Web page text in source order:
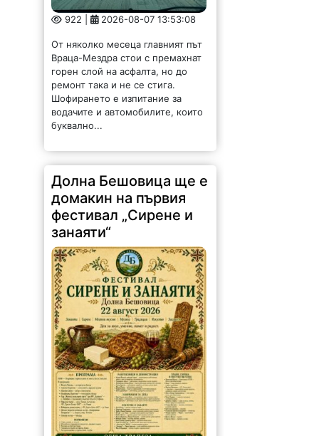
922 | 2026-08-07 13:53:08
От няколко месеца главният път
Враца-Мездра стои с премахнат
горен слой на асфалта, но до
ремонт така и не се стига.
Шофирането е изпитание за
водачите и автомобилите, които
буквално...
Долна Бешовица ще е
домакин на първия
фестивал „Сирене и
занаяти“